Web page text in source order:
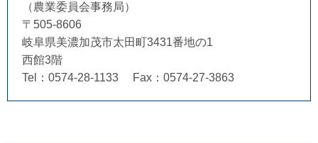
農業委員会事務局
〒505-8606
岐阜県美濃加茂市太田町3431番地の1
西館3階
Tel：0574-28-1133
Fax：0574-27-3863